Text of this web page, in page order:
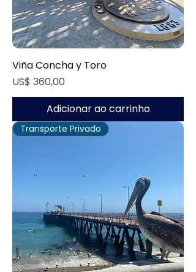
Viña Concha y Toro
Preço
US$ 360,00
Adicionar ao carrinho
Transporte Privado